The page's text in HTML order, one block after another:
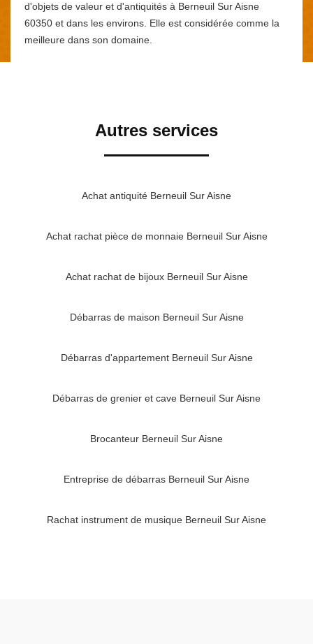
d'objets de valeur et d'antiquités à Berneuil Sur Aisne
60350 et dans les environs. Elle est considérée comme la
meilleure dans son domaine.
Autres services
Achat antiquité Berneuil Sur Aisne
Achat rachat pièce de monnaie Berneuil Sur Aisne
Achat rachat de bijoux Berneuil Sur Aisne
Débarras de maison Berneuil Sur Aisne
Débarras d'appartement Berneuil Sur Aisne
Débarras de grenier et cave Berneuil Sur Aisne
Brocanteur Berneuil Sur Aisne
Entreprise de débarras Berneuil Sur Aisne
Rachat instrument de musique Berneuil Sur Aisne